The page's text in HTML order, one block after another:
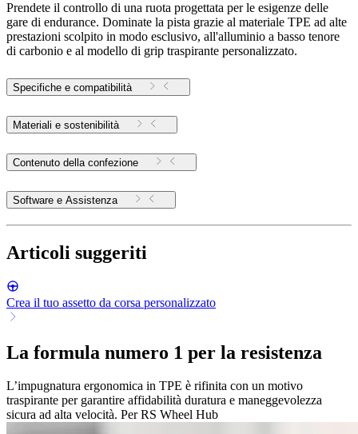
Prendete il controllo di una ruota progettata per le esigenze delle
gare di endurance. Dominate la pista grazie al materiale TPE ad alte
prestazioni scolpito in modo esclusivo, all'alluminio a basso tenore
di carbonio e al modello di grip traspirante personalizzato.
Specifiche e compatibilità
Materiali e sostenibilità
Contenuto della confezione
Software e Assistenza
Articoli suggeriti
Crea il tuo assetto da corsa personalizzato
La formula numero 1 per la resistenza
L’impugnatura ergonomica in TPE è rifinita con un motivo
traspirante per garantire affidabilità duratura e maneggevolezza
sicura ad alta velocità. Per RS Wheel Hub